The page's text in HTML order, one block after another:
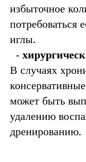
избыточное
потребоваться
иглы.
-
В случаях
может быть
удалению
дренированию.